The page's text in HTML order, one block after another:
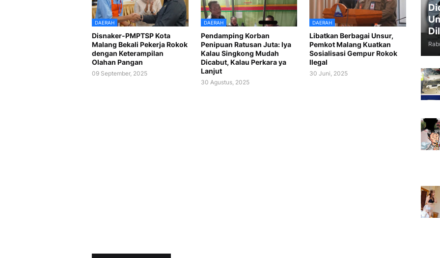
DAERAH
Disnaker-PMPTSP Kota
Malang Bekali Pekerja Rokok
dengan Keterampilan
Olahan Pangan
09 September, 2025
DAERAH
Pendamping Korban
Penipuan Ratusan Juta: Iya
Kalau Singkong Mudah
Dicabut, Kalau Perkara ya
Lanjut
30 Agustus, 2025
DAERAH
Libatkan Berbagai Unsur,
Pemkot Malang Kuatkan
Sosialisasi Gempur Rokok
Ilegal
30 Juni, 2025